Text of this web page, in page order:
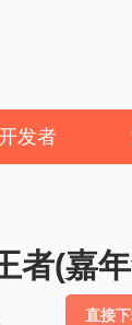
发者
者(嘉
直接